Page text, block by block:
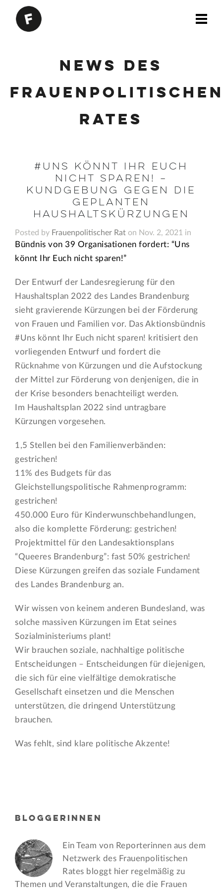
News des
Rates
#UNS KÖNNT IHR EUCH
NICHT SPAREN! –
Kundgebung gegen die
geplanten
Haushaltskürzungen
Posted by Frauenpolitischer Rat on Nov. 2, 2021 in
Bündnis von 39 Organisationen fordert: “Uns
könnt Ihr Euch nicht sparen!”
Der Entwurf der Landesregierung für den
Haushaltsplan 2022 des Landes Brandenburg
sieht gravierende Kürzungen bei der Förderung
von Frauen und Familien vor. Das Aktionsbündnis
#Uns könnt Ihr Euch nicht sparen! kritisiert den
vorliegenden Entwurf und fordert die
Rücknahme von Kürzungen und die Aufstockung
der Mittel zur Förderung von denjenigen, die in
der Krise besonders benachteiligt werden.
Im Haushaltsplan 2022 sind untragbare
Kürzungen vorgesehen.
1,5 Stellen bei den Familienverbänden:
gestrichen!
11% des Budgets für das
Gleichstellungspolitische Rahmenprogramm:
gestrichen!
450.000 Euro für Kinderwunschbehandlungen,
also die komplette Förderung: gestrichen!
Projektmittel für den Landesaktionsplans
“Queeres Brandenburg”: fast 50% gestrichen!
Diese Kürzungen greifen das soziale Fundament
des Landes Brandenburg an.
Wir wissen von keinem anderen Bundesland, was
solche massiven Kürzungen im Etat seines
Sozialministeriums plant!
Wir brauchen soziale, nachhaltige politische
Entscheidungen – Entscheidungen für diejenigen,
die sich für eine vielfältige demokratische
Gesellschaft einsetzen und die Menschen
unterstützen, die dringend Unterstützung
brauchen.
Was fehlt, sind klare politische Akzente!
BLOGGERINNEN
Ein Team von Reporterinnen aus dem
Netzwerk des Frauen­politischen
Rates bloggt hier regelmäßig zu
Themen und Veran­staltungen, die die Frauen